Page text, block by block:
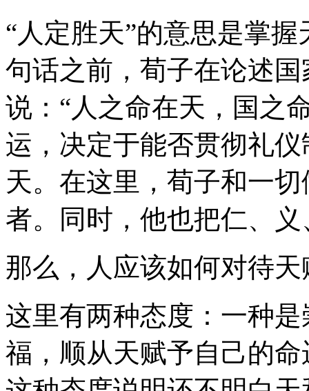
“人定胜天”的意思是掌
句话之前，荀子在论述
说：“人之命在天，国之
运，决定于能否贯彻礼
天。在这里，荀子和一
者。同时，他也把仁、
那么，人应该如何对待
这里有两种态度：一种
福，顺从天赋予自己的